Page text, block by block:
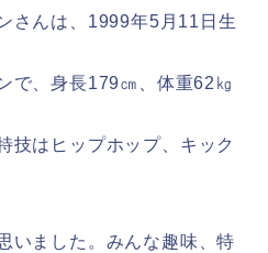
さんは、1999年5月11日生
で、身長179㎝、体重62㎏
技はヒップホップ、キック
いました。みんな趣味、特